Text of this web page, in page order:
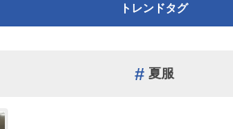
トレンドタグ
夏服